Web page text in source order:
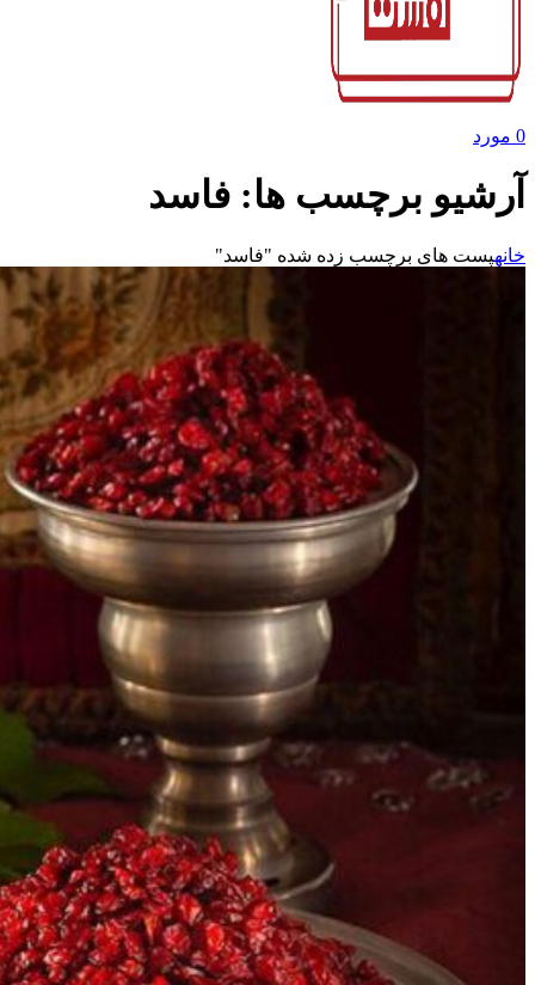
0 مورد
آرشیو برچسب ها: فاسد
خانهپست های برچسب زده شده "فاسد"